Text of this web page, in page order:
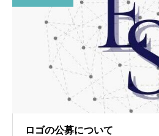
ロゴの公募について